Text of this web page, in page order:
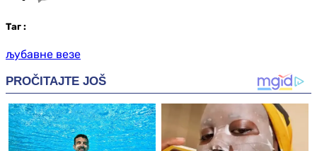
Таг :
љубавне везе